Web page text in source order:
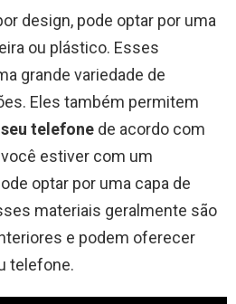
design, pode optar por uma
ou plástico. Esses
grande variedade de
Eles também permitem
telefone de acordo com
estiver com um
optar por uma capa de
materiais geralmente são
e podem oferecer
telefone.